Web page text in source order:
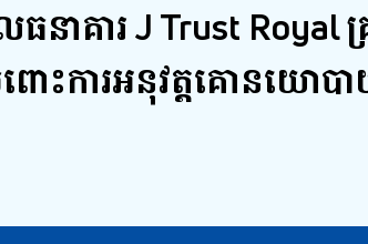
ធនាគារ J Trust Royal
ោះការអនុវត្តគោនយោបា